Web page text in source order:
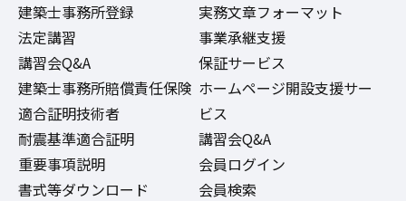
建築士事務所登録
法定講習
講習会Q&A
建築士事務所賠償責任保険
適合証明技術者
耐震基準適合証明
重要事項説明
書式等ダウンロード
実務文章フォーマット
事業承継支援
保証サービス
ホームページ開設支援サー
ビス
講習会Q&A
会員ログイン
会員検索